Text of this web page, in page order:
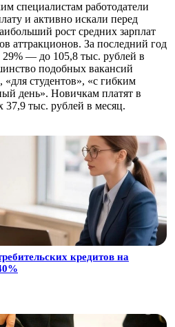
специалистам работодатели
и активно искали перед
рост средних зарплат
аттракционов. За последний год
— до 105,8 тыс. рублей в
подобных вакансий
студентов», «с гибким
день». Новичкам платят в
37,9 тыс. рублей в месяц.
кредитов на